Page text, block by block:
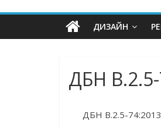
ДИЗАЙН
ДБН
ДБН В.2.5-74:2013